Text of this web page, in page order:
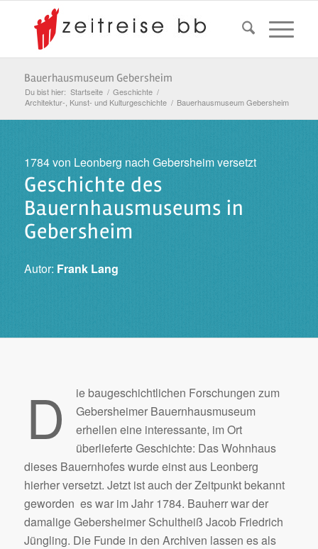
Bauerhausmuseum Gebersheim
Du bist hier: Startseite / Geschichte /
Architektur-, Kunst- und Kulturgeschichte / Bauerhausmuseum Gebersheim
1784 von Leonberg nach Gebersheim versetzt
Geschichte des
Bauernhausmuseums in
Gebersheim
Autor: Frank Lang
D
ie baugeschichtlichen Forschungen zum
Gebersheimer Bauernhausmuseum
erhellen eine interessante, im Ort
überlieferte Geschichte: Das Wohnhaus
dieses Bauernhofes wurde einst aus Leonberg
hierher versetzt. Jetzt ist auch der Zeitpunkt bekannt
geworden  es war im Jahr 1784. Bauherr war der
damalige Gebersheimer Schultheiß Jacob Friedrich
Jüngling. Die Funde in den Archiven lassen es als